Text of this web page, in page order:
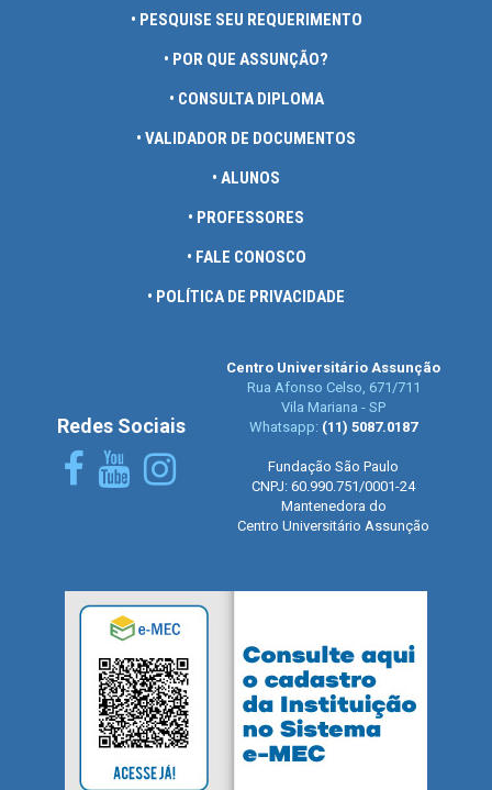
• PESQUISE SEU REQUERIMENTO
• POR QUE ASSUNÇÃO?
• CONSULTA DIPLOMA
• VALIDADOR DE DOCUMENTOS
• ALUNOS
• PROFESSORES
• FALE CONOSCO
• POLÍTICA DE PRIVACIDADE
Redes Sociais
Centro Universitário Assunção
Rua Afonso Celso, 671/711
Vila Mariana - SP
Whatsapp: (11) 5087.0187
Fundação São Paulo
CNPJ: 60.990.751/0001-24
Mantenedora do
Centro Universitário Assunção